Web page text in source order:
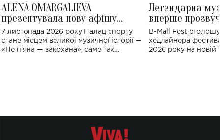
ALENA OMARGALIEVA
презентувала нову афішу
великого концерту в Палаці
спорту
7 листопада 2026 року Палац спорту
стане місцем великої музичної історії —
«Не пʼяна — закохана», саме так
Легендарна
вперше
Україні: де
B-Mall Fest
хедлайнера
2026 року на новій